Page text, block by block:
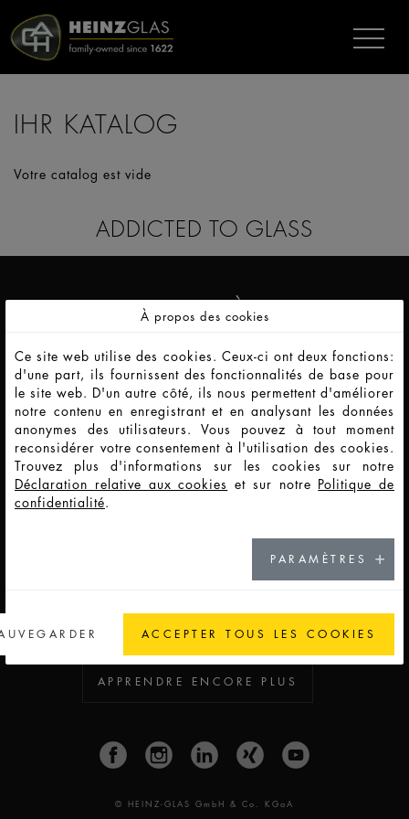
IHR KATALOG
Votre catalog est vide
ADDICTED TO GLASS
CARRIÈRE
ALLER À LA CARRIÈRE
CONTACT
NEWS
APPRENDRE ENCORE PLUS
© HEINZ-GLAS GmbH & Co. KGaA
À propos des cookies
Ce site web utilise des cookies. Ceux-ci ont deux fonctions:
d'une part, ils fournissent des fonctionnalités de base pour
le site web. D'un autre côté, ils nous permettent d'améliorer
notre contenu en enregistrant et en analysant les données
anonymes des utilisateurs. Vous pouvez à tout moment
reconsidérer votre consentement à l'utilisation des cookies.
Trouvez plus d'informations sur les cookies sur notre
Déclaration relative aux cookies et sur notre Politique de
confidentialité.
PARAMÈTRES
ACCEPTER TOUS LES COOKIES